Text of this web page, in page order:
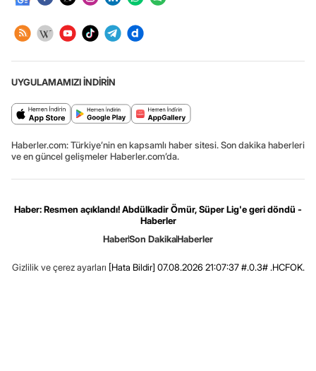
UYGULAMAMIZI İNDİRİN
Haberler.com: Türkiye’nin en kapsamlı haber sitesi. Son dakika haberleri
ve en güncel gelişmeler Haberler.com’da.
Haber: Resmen açıklandı! Abdülkadir Ömür, Süper Lig'e geri döndü -
Haberler
HaberSon DakikaHaberler
Gizlilik ve çerez ayarları [Hata Bildir] 07.08.2026 21:07:37 #.0.3# .HCFOK.